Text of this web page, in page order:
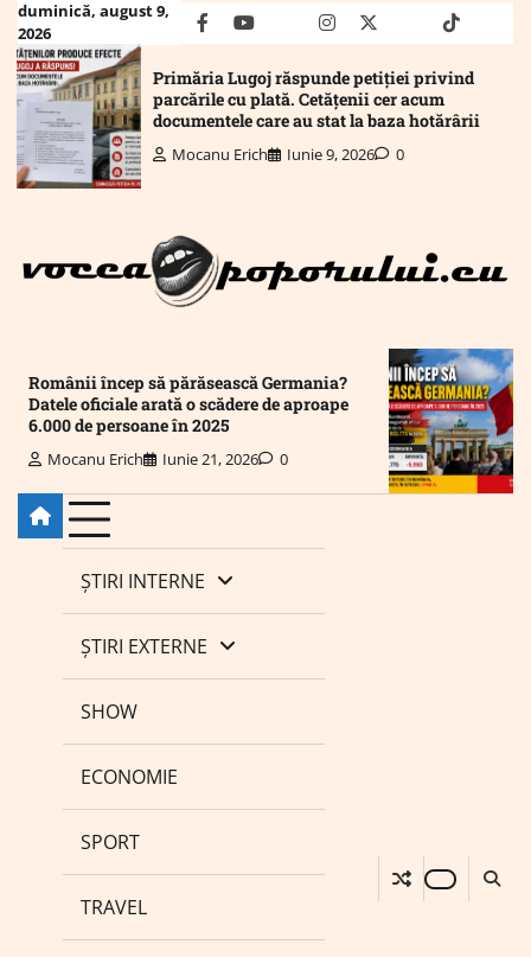
Skip
content
duminică, august 9,
2026
facebookyoutubeMailinstagram
twitter truthtiktok
Primăria Lugoj răspunde petiției privind
parcările cu plată. Cetățenii cer acum
documentele care au stat la baza hotărârii
Mocanu Erich Iunie 9, 2026 0
Românii încep să părăsească Germania?
Datele oficiale arată o scădere de aproape
6.000 de persoane în 2025
Mocanu Erich Iunie 21, 2026 0
ȘTIRI INTERNE
ȘTIRI EXTERNE
SHOW
ECONOMIE
SPORT
TRAVEL